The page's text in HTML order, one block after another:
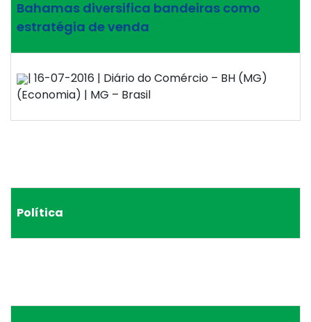
Bahamas diversifica bandeiras como
estratégia de venda
| 16-07-2016 | Diário do Comércio – BH (MG)
(Economia) | MG – Brasil
Política